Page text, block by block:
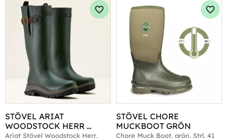
STÖVEL ARIAT
WOODSTOCK HERR
OLIVE NIGHT
Ariat Stövel Woodstock Herr,
Lägg till i favoriter
STÖVEL CHORE
MUCKBOOT GRÖN
Chore Muck Boot, grön. Strl. 41